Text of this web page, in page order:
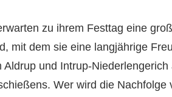
zu ihrem Festtag eine
mit dem sie eine langjährige
Aldrup und Intrup-
Wer wird die Nachfolge